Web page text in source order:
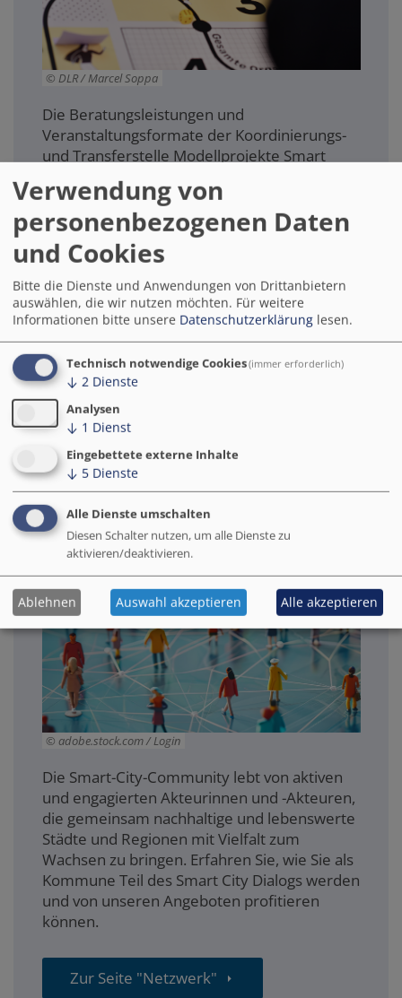
DLR / Marcel Soppa
Die Beratungsleistungen und
Veranstaltungsformate der Koordinierungs-
und Transferstelle Modellprojekte Smart
Cities (KTS) sind auf die spezifischen
Anforderungen von Kommunen abgestimmt,
die sich zu Smart Cities weiterentwickeln
möchten. Dabei spielt es keine Rolle, ob sie
am Anfang dieses Prozesses stehen oder
schon umfassende Maßnahmen ergriffen
haben.
Zur Seite "Beratung"
Netzwerk
adobe.stock.com / Login
Die Smart-City-Community lebt von aktiven
und engagierten Akteurinnen und -Akteuren,
die gemeinsam nachhaltige und lebenswerte
Städte und Regionen mit Vielfalt zum
Wachsen zu bringen. Erfahren Sie, wie Sie als
Kommune Teil des Smart City Dialogs werden
und von unseren Angeboten profitieren
können.
Zur Seite "Netzwerk"
Verwendung von
personenbezogenen Daten
und Cookies
Bitte die Dienste und Anwendungen von Drittanbietern
auswählen, die wir nutzen möchten. Für weitere
Informationen bitte unsere Datenschutzerklärung lesen.
Technisch notwendige Cookies(immer erforderlich)
↓ 2 Dienste
Analysen
↓ 1 Dienst
Eingebettete externe Inhalte
↓ 5 Dienste
Alle Dienste umschalten
Diesen Schalter nutzen, um alle Dienste zu
aktivieren/deaktivieren.
Ablehnen Auswahl akzeptieren Alle akzeptieren